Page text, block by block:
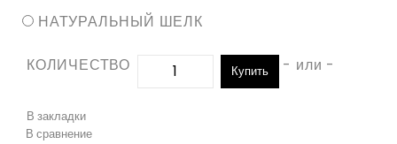
НАТУРАЛЬНЫЙ ШЕЛК
КОЛИЧЕСТВО Купить - или -
В закладки
В сравнение